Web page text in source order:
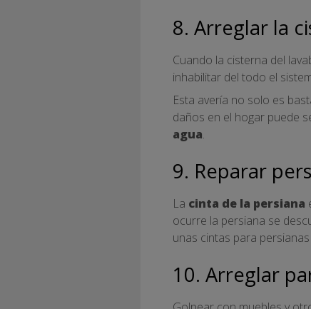
8. Arreglar la
Cuando la cisterna del
inhabilitar del todo el
Esta avería no solo es
daños en el hogar puede
agua.
9. Reparar
La cinta de la persiana
ocurre la persiana se
unas cintas para
10. Arreglar